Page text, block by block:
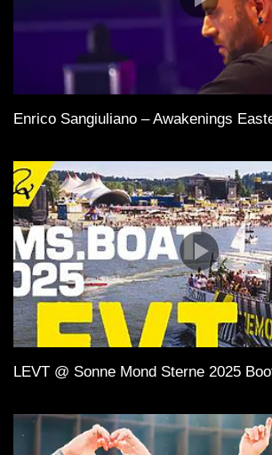
Enrico Sangiuliano – Awakenings
LEVT @ Sonne Mond Sterne 2025